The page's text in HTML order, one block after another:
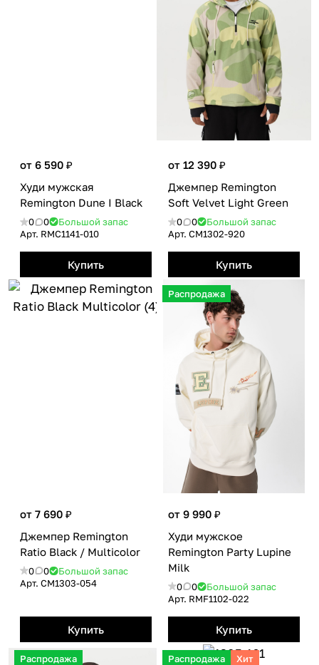
от 6 590 ₽
Худи мужская
Remington Dune I Вlack
0 0
Большой запас
Арт. RMС1141-010
Купить
от 12 390 ₽
Джемпер Remington
Soft Velvet Light Green
0 0
Большой запас
Арт. CM1302-920
Купить
от 7 690 ₽
Джемпер Remington
Ratio Black / Multicolor
0 0
Большой запас
Арт. CM1303-054
Купить
Распродажа
от 9 990 ₽
Худи мужское
Remington Party Lupine
Milk
0 0
Большой запас
Арт. RMF1102-022
Купить
Распродажа Распродажа Хит